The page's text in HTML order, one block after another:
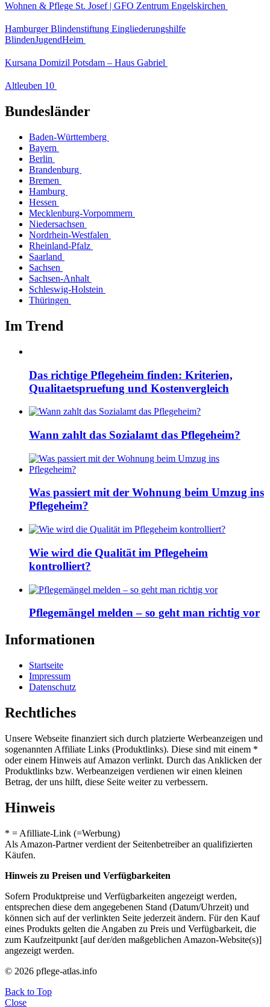
Wohnen & Pflege St. Josef | GFO Zentrum Engelskirchen
Hamburger Blindenstiftung Eingliederungshilfe
BlindenJugendHeim
Kursana Domizil Potsdam – Haus Gabriel
Altleuben 10
Bundesländer
Baden-Württemberg
Bayern
Berlin
Brandenburg
Bremen
Hamburg
Hessen
Mecklenburg-Vorpommern
Niedersachsen
Nordrhein-Westfalen
Rheinland-Pfalz
Saarland
Sachsen
Sachsen-Anhalt
Schleswig-Holstein
Thüringen
Im Trend
Das richtige Pflegeheim finden: Kriterien,
Qualitaetspruefung und Kostenvergleich
Wann zahlt das Sozialamt das Pflegeheim?
Was passiert mit der Wohnung beim Umzug ins
Pflegeheim?
Wie wird die Qualität im Pflegeheim
kontrolliert?
Pflegemängel melden – so geht man richtig vor
Informationen
Startseite
Impressum
Datenschutz
Rechtliches
Unsere Webseite finanziert sich durch platzierte Werbeanzeigen und
sogenannten Affiliate Links (Produktlinks). Diese sind mit einem *
oder einem Hinweis auf Amazon verlinkt. Durch das Anklicken der
Produktlinks bzw. Werbeanzeigen verdienen wir einen kleinen
Betrag, der uns hilft, diese Seite weiter zu verbessern.
Hinweis
* = Afilliate-Link (=Werbung)
Als Amazon-Partner verdient der Seitenbetreiber an qualifizierten
Käufen.
Hinweis zu Preisen und Verfügbarkeiten
Sofern Produktpreise und Verfügbarkeiten angezeigt werden,
entsprechen diese dem angegebenen Stand (Datum/Uhrzeit) und
können sich auf der verlinkten Seite jederzeit ändern. Für den Kauf
eines Produkts gelten die Angaben zu Preis und Verfügbarkeit, die
zum Kaufzeitpunkt [auf der/den maßgeblichen Amazon-Website(s)]
angezeigt werden.
© 2026 pflege-atlas.info
Back to Top
Close